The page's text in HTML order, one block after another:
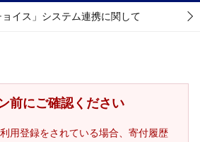
ョイス」システム連携に関して
前にご確認ください
用登録をされている場合、寄付履歴